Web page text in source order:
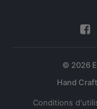
© 2026
Conditions